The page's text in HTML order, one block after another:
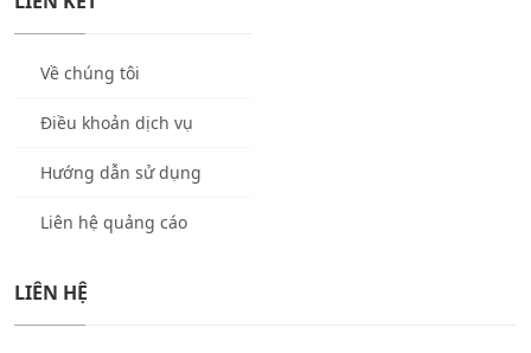
Về chúng tôi
Điều khoản dịch vụ
Hướng dẫn sử dụng
Liên hệ quảng cáo
LIÊN HỆ